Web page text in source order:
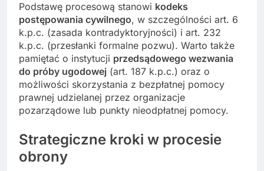
Podstawę procesową stanowi kodeks
postępowania cywilnego, w szczególności art. 6
k.p.c. (zasada kontradyktoryjności) i art. 232
k.p.c. (przesłanki formalne pozwu). Warto także
pamiętać o instytucji przedsądowego wezwania
do próby ugodowej (art. 187 k.p.c.) oraz o
możliwości skorzystania z bezpłatnej pomocy
prawnej udzielanej przez organizacje
pozarządowe lub punkty nieodpłatnej pomocy.
Strategiczne kroki w procesie
obrony